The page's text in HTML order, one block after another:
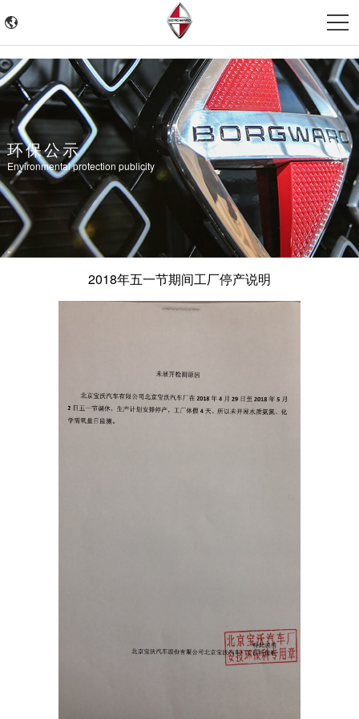
环保公示
Environmental protection publicity
2018年五一节期间工厂停产说明